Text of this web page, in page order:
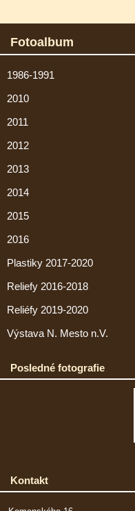
Fotoalbum
1986-1991
2010
2011
2012
2013
2014
2015
2016
Plastiky 2017-2020
Reliefy 2016-2018
Reliéfy 2019-2020
Výstava N. Mesto n.V.
Posledné fotografie
Kontakt